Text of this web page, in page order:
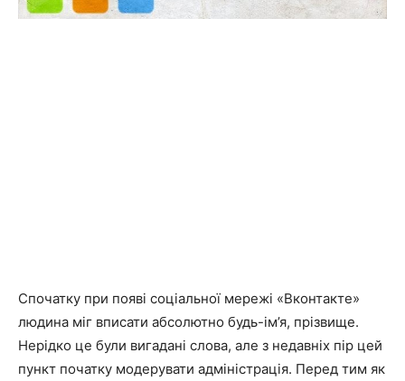
Спочатку при появі соціальної мережі «Вконтакте»
людина міг вписати абсолютно будь-ім’я, прізвище.
Нерідко це були вигадані слова, але з недавніх пір цей
пункт початку модерувати адміністрація. Перед тим як